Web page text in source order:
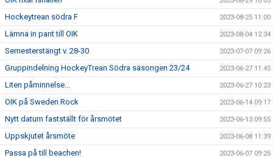
Hockeytrean södra F 2023-08-25 11:00
Lämna in pant till OIK 2023-08-04 12:34
Semesterstängt v. 28-30 2023-07-07 09:26
Gruppindelning HockeyTrean Södra säsongen 23/24 2023-06-27 11:45
Liten påminnelse... 2023-06-27 10:23
OIK på Sweden Rock 2023-06-14 09:17
Nytt datum fastställt för årsmötet 2023-06-13 09:55
Uppskjutet årsmöte 2023-06-08 11:39
Passa på till beachen! 2023-06-07 09:25